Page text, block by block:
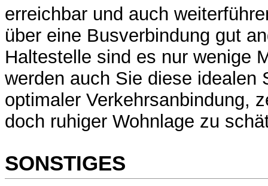
erreichbar und auch
über eine Busverbindung gut
Haltestelle sind es nur wenige
werden auch Sie diese idealen
optimaler Verkehrsanbindung,
doch ruhiger Wohnlage zu
SONSTIGES